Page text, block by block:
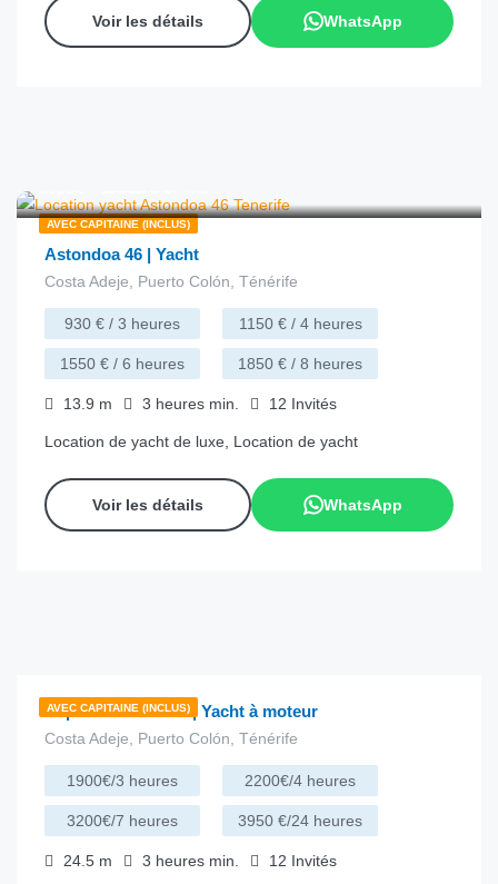
Voir les détails WhatsApp
AVEC CAPITAINE (INCLUS)
Astondoa 46 | Yacht
Costa Adeje, Puerto Colón, Ténérife
930 € / 3 heures 1150 € / 4 heures
1550 € / 6 heures 1850 € / 8 heures
13.9 m 3 heures min. 12 Invités
Location de yacht de luxe, Location de yacht
Voir les détails WhatsApp
AVEC CAPITAINE (INCLUS)
Super Phantom 80 | Yacht à moteur
Costa Adeje, Puerto Colón, Ténérife
1900€/3 heures 2200€/4 heures
3200€/7 heures 3950 €/24 heures
24.5 m 3 heures min. 12 Invités